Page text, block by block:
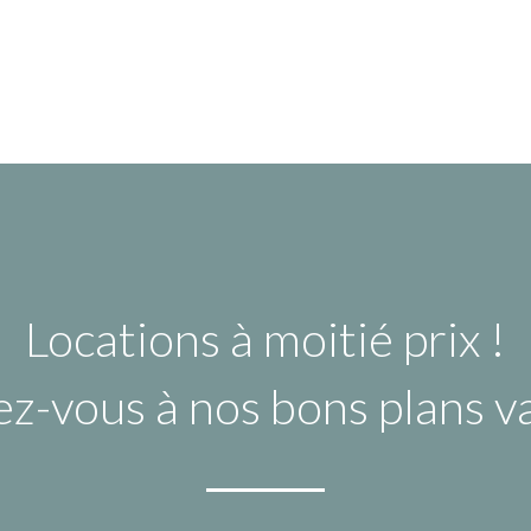
Locations à moitié prix !
vous à nos bons plans